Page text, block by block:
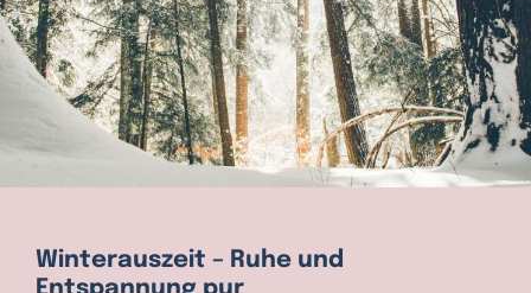
Winterauszeit – Ruhe und